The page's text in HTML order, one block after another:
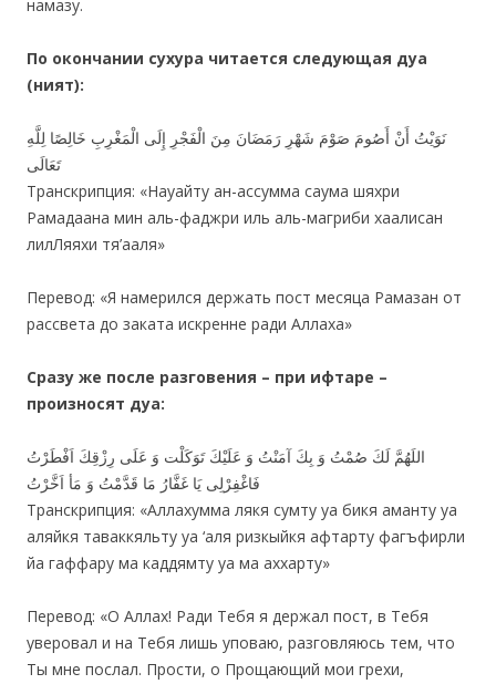
намазу.
По окончании сухура читается следующая дуа
(ният):
نَوَيْتُ أَنْ أَصُومَ صَوْمَ شَهْرِ رَمَضَانَ مِنَ الْفَجْرِ إِلَى الْمَغْرِبِ خَالِصًا لِلَّهِ
تَعَالَى
Транскрипция: «Науайту ан-ассумма саума шяхри
Рамадаана мин аль-фаджри иль аль-магриби хаалисан
лилЛяяхи тя’ааля»
Перевод: «Я намерился держать пост месяца Рамазан от
рассвета до заката искренне ради Аллаха»
Сразу же после разговения – при ифтаре –
произносят дуа:
اللَهُمَّ لَكَ صُمْتُ وَ بِكَ آمَنْتُ وَ عَلَيْكَ تَوَكَلْت وَ عَلَى رِزْقِكَ اَفْطَرْتُ
فَاغْفِرْلِى يَا غَفَّارُ مَا قَدَّمْتُ وَ مَأ اَخَّرْتُ
Транскрипция: «Аллахумма лякя сумту уа бикя аманту уа
аляйкя таваккяльту уа ‘аля ризкыйкя афтарту фагъфирли
йа гаффару ма каддямту уа ма аххарту»
Перевод: «О Аллах! Ради Тебя я держал пост, в Тебя
уверовал и на Тебя лишь уповаю, разговляюсь тем, что
Ты мне послал. Прости, о Прощающий мои грехи,